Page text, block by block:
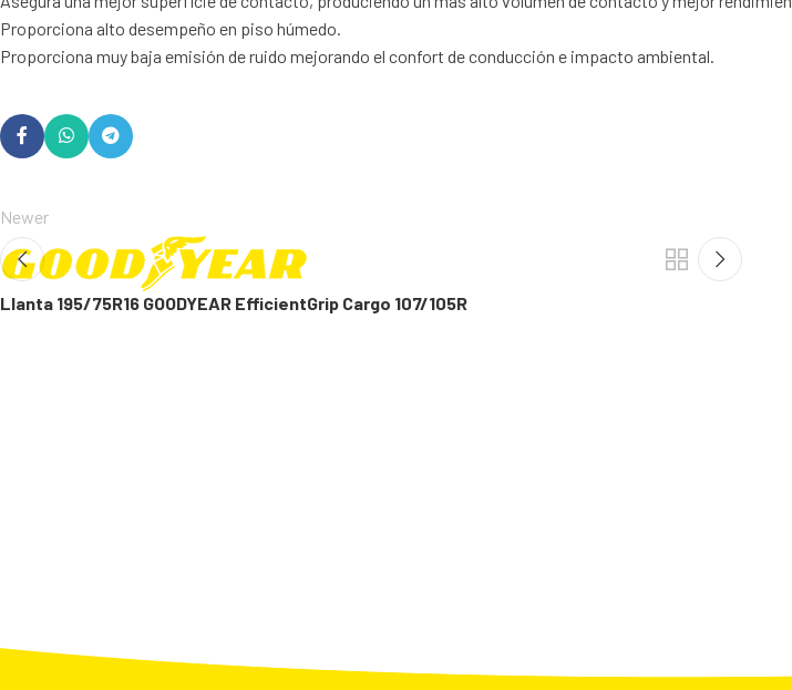
Proporciona alto desempeño en piso húmedo.
Proporciona muy baja emisión de ruido mejorando el confort de conducción e impacto ambiental.
Newer
Llanta 195/75R16 GOODYEAR EfficientGrip Cargo 107/105R